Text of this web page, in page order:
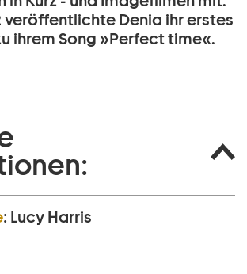
veröffentlichte Denia ihr erstes
ihrem Song »Perfect time«.
: Lucy Harris